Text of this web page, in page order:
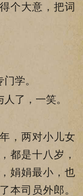
个大意，把词
学。
了，一笑。
，两对小儿女
都是十八岁，
娟娟最小，也
本司员外郎。